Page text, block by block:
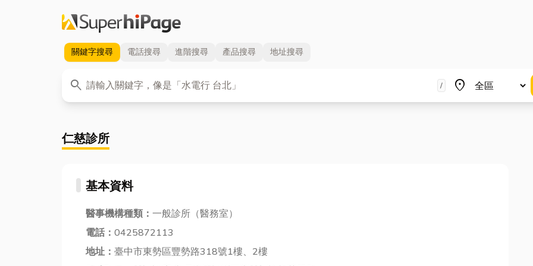
關鍵字搜尋 電話搜尋 進階搜尋 產品搜尋 地址搜尋
search
關鍵字 / place
地區
仁慈診所
基本資料
醫事機構種類： 一般診所（醫務室）
電話： 0425872113
地址： 臺中市東勢區豐勢路318號1樓、2樓